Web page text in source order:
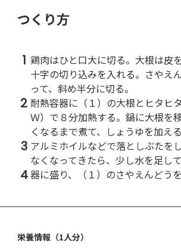
つくり方
1 鶏肉はひと口大に切る。大根は皮
十字の切り込みを入れる。さやえ
って、斜め半分に切る。
2 耐熱容器に（１）の大根とヒタヒ
Ｗ）で８分加熱する。鍋に大根を
くなるまで煮て、しょうゆを加える
3 アルミホイルなどで落としぶたを
なくなってきたら、少し水を足し
4器に盛り、（１）のさやえんどうを
栄養情報（1人分）